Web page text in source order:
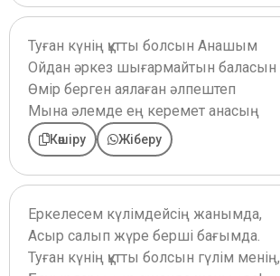
Туған күнің құтты болсын Анашым
Ойдан әркез шығармайтын баласын
Өмір берген аялаған әлпештеп
Мына әлемде ең керемет анасың
Көшіру Жіберу
Еркелесем күлімдейсің жанымда,
Асыр салып жүре берші бағымда.
Туған күнің құтты болсын гүлім менің,